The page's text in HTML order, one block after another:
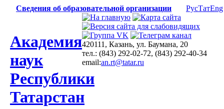
Сведения об образовательной организации РусТатEng
Академия
наук
Республики
Татарстан
420111, Казань, ул. Баумана, 20
тел.: (843) 292-02-72, (843) 292-40-34
email:an.rt@tatar.ru